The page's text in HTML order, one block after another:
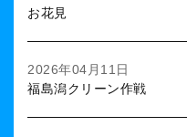
お花見
2026年04月11日
福島潟クリーン作戦